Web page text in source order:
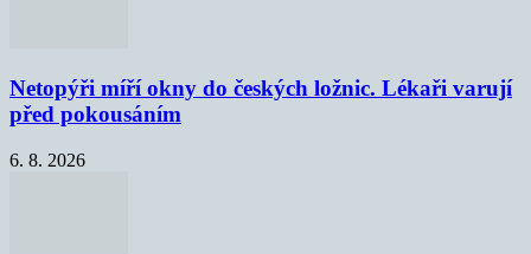
Netopýři míří okny do českých ložnic. Lékaři varují
před pokousáním
6. 8. 2026